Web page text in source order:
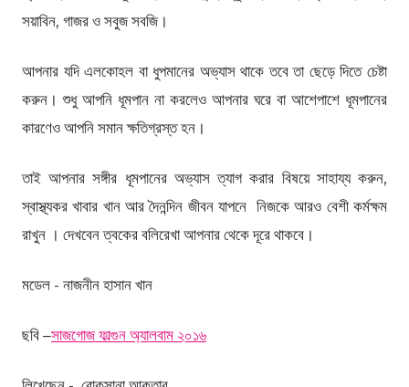
সয়াবিন, গাজর ও সবুজ সবজি।
আপনার যদি এলকোহল বা ধুপমানের অভ্যাস থাকে তবে তা ছেড়ে দিতে চেষ্টা
করুন। শুধু আপনি ধূমপান না করলেও আপনার ঘরে বা আশেপাশে ধূমপানের
কারণেও আপনি সমান ক্ষতিগ্রস্ত হন।
তাই আপনার সঙ্গীর ধূমপানের অভ্যাস ত্যাগ করার বিষয়ে সাহায্য করুন,
স্বাস্থ্যকর খাবার খান আর দৈনন্দিন জীবন যাপনে নিজকে আরও বেশী কর্মক্ষম
রাখুন । দেখবেন ত্বকের বলিরেখা আপনার থেকে দূরে থাকবে।
মডেল - নাজনীন হাসান খান
ছবি –সাজগোজ ফাল্গুন অ্যালবাম ২০১৬